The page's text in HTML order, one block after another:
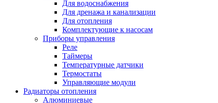
Для водоснабжения
Для дренажа и канализации
Для отопления
Комплектующие к насосам
Приборы управления
Реле
Таймеры
Температурные датчики
Термостаты
Управляющие модули
Радиаторы отопления
Алюминиевые